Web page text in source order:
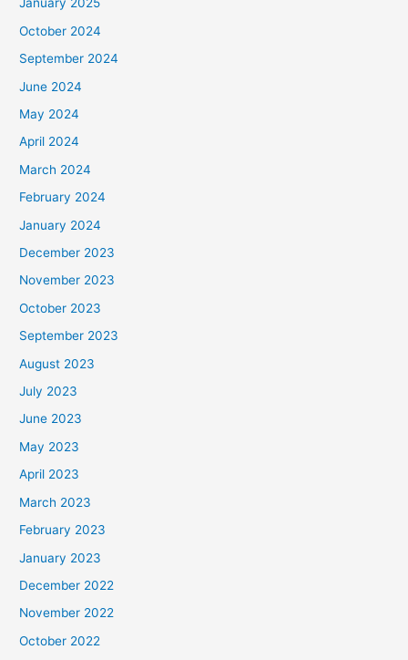
January 2025
October 2024
September 2024
June 2024
May 2024
April 2024
March 2024
February 2024
January 2024
December 2023
November 2023
October 2023
September 2023
August 2023
July 2023
June 2023
May 2023
April 2023
March 2023
February 2023
January 2023
December 2022
November 2022
October 2022